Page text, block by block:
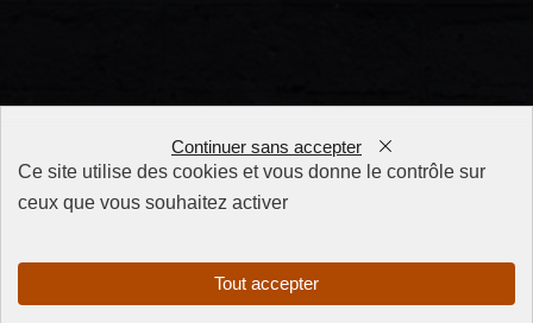
Mentions
légales
Ce site utilise des cookies et vous donne le contrôle sur
ceux que vous souhaitez activer
Tout accepter
Continuer sans accepter